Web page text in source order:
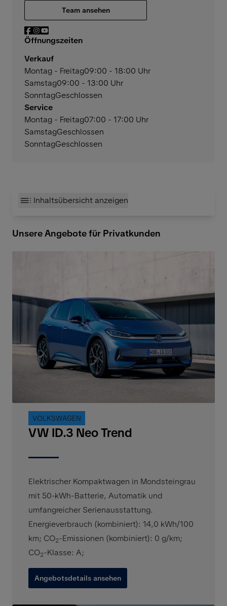
Team ansehen
Öffnungszeiten
Verkauf
Montag - Freitag09:00 - 18:00 Uhr
Samstag09:00 - 13:00 Uhr
SonntagGeschlossen
Service
Montag - Freitag07:00 - 17:00 Uhr
SamstagGeschlossen
SonntagGeschlossen
Inhaltsübersicht anzeigen
Unsere Angebote für Privatkunden
VOLKSWAGEN
VW ID.3 Neo Trend
Elektrischer Kompaktwagen in Mondsteingrau
mit 50-kWh-Batterie, Automatik und
umfangreicher Serienausstattung.
Energieverbrauch (kombiniert): 14,0 kWh/100
km; CO2-Emissionen (kombiniert): 0 g/km;
CO2-Klasse: A;
Angebotsdetails ansehen